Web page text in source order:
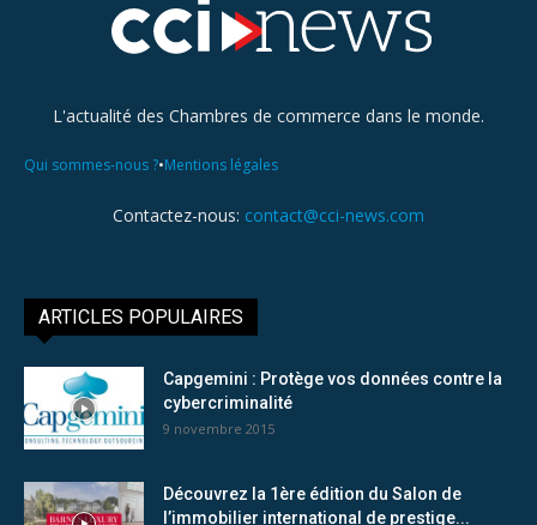
L'actualité des Chambres de commerce dans le monde.
Qui sommes-nous ?•Mentions légales
Contactez-nous: contact@cci-news.com
ARTICLES POPULAIRES
Capgemini : Protège vos données contre la
cybercriminalité
9 novembre 2015
Découvrez la 1ère édition du Salon de
l’immobilier international de prestige...